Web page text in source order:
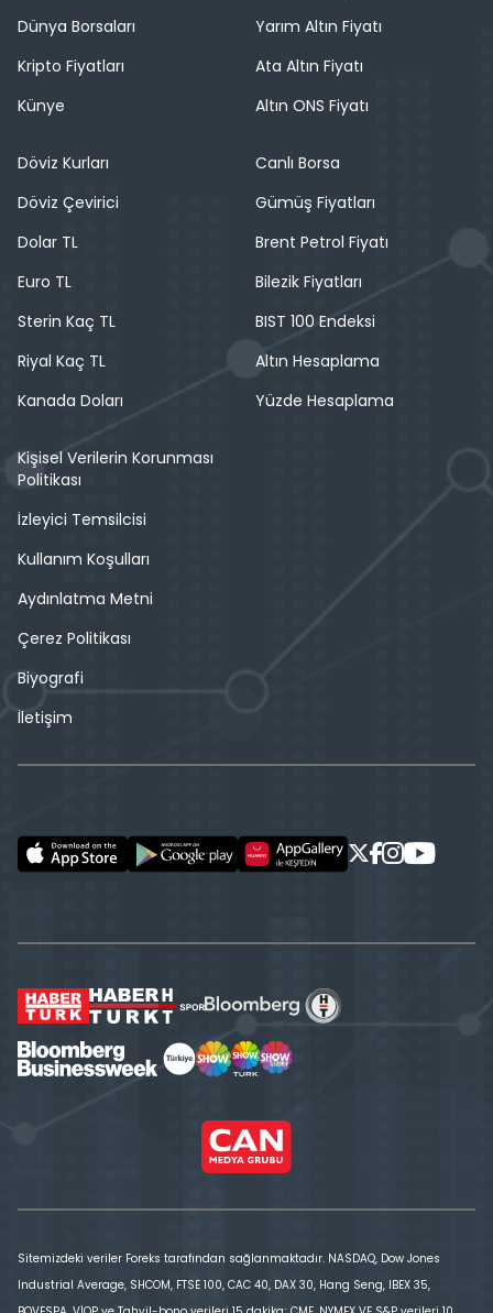
Dünya Borsaları
Kripto Fiyatları
Künye
Yarım Altın Fiyatı
Ata Altın Fiyatı
Altın ONS Fiyatı
Döviz Kurları
Döviz Çevirici
Dolar TL
Euro TL
Sterin Kaç TL
Riyal Kaç TL
Kanada Doları
Canlı Borsa
Gümüş Fiyatları
Brent Petrol Fiyatı
Bilezik Fiyatları
BIST 100 Endeksi
Altın Hesaplama
Yüzde Hesaplama
Kişisel Verilerin Korunması
Politikası
İzleyici Temsilcisi
Kullanım Koşulları
Aydınlatma Metni
Çerez Politikası
Biyografi
İletişim
Sitemizdeki veriler Foreks tarafından sağlanmaktadır. NASDAQ, Dow Jones
Industrial Average, SHCOM, FTSE 100, CAC 40, DAX 30, Hang Seng, IBEX 35,